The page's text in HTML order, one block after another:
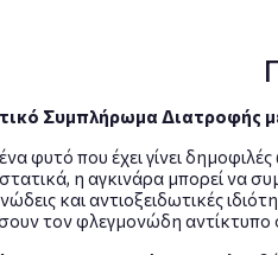
Συμπλήρωμα Διατροφής με
ένα φυτό που έχει γίνει
η αγκινάρα μπορεί να
και αντιοξειδωτικές
τον φλεγμονώδη